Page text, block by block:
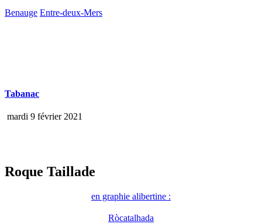
Benauge Entre-deux-Mers
Tabanac
mardi 9 février 2021
Roque Taillade
en graphie alibertine :
Ròcatalhada